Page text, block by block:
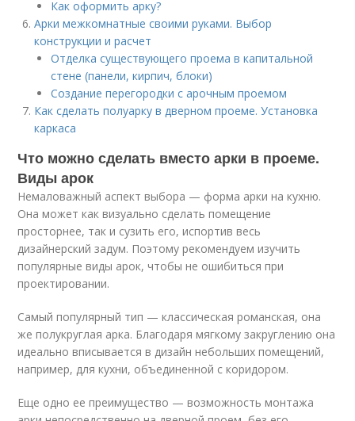
Как оформить арку?
Арки межкомнатные своими руками. Выбор
конструкции и расчет
Отделка существующего проема в капитальной
стене (панели, кирпич, блоки)
Создание перегородки с арочным проемом
Как сделать полуарку в дверном проеме. Установка
каркаса
Что можно сделать вместо арки в проеме.
Виды арок
Немаловажный аспект выбора — форма арки на кухню.
Она может как визуально сделать помещение
просторнее, так и сузить его, испортив весь
дизайнерский задум. Поэтому рекомендуем изучить
популярные виды арок, чтобы не ошибиться при
проектировании.
Самый популярный тип — классическая романская, она
же полукруглая арка. Благодаря мягкому закруглению она
идеально вписывается в дизайн небольших помещений,
например, для кухни, объединенной с коридором.
Еще одно ее преимущество — возможность монтажа